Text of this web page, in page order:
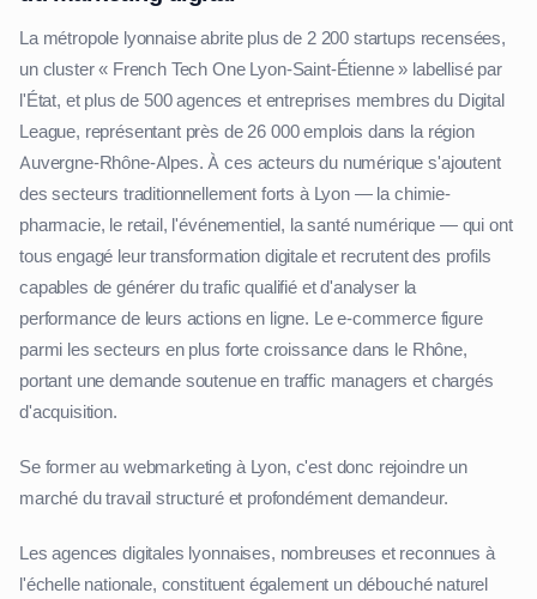
La métropole lyonnaise abrite plus de 2 200 startups recensées,
un cluster « French Tech One Lyon-Saint-Étienne » labellisé par
l'État, et plus de 500 agences et entreprises membres du Digital
League, représentant près de 26 000 emplois dans la région
Auvergne-Rhône-Alpes. À ces acteurs du numérique s'ajoutent
des secteurs traditionnellement forts à Lyon — la chimie-
pharmacie, le retail, l'événementiel, la santé numérique — qui ont
tous engagé leur transformation digitale et recrutent des profils
capables de générer du trafic qualifié et d'analyser la
performance de leurs actions en ligne. Le e-commerce figure
parmi les secteurs en plus forte croissance dans le Rhône,
portant une demande soutenue en traffic managers et chargés
d'acquisition.
Se former au webmarketing à Lyon, c'est donc rejoindre un
marché du travail structuré et profondément demandeur.
Les agences digitales lyonnaises, nombreuses et reconnues à
l'échelle nationale, constituent également un débouché naturel